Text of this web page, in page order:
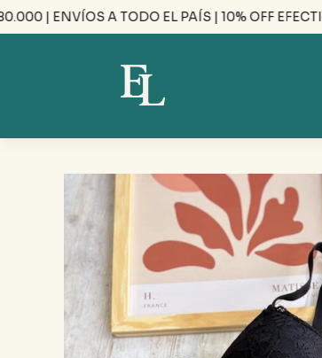
| ENVÍOS A TODO EL PAÍS | 10% OFF EFECTIVO